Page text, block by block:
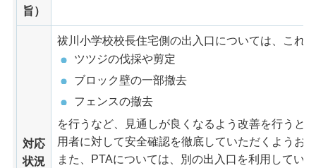
旨）
対応
状況
祓川小学校校長住宅側の出入口については、これ
ツツジの伐採や剪定
ブロック壁の一部撤去
フェンスの撤去
を行うなど、見通しが良くなるよう改善を行うと
用者に対して安全確認を徹底していただくようお
また、PTAについては、別の出入口を利用してい